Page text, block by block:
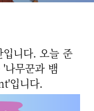
니다. 오늘 준
나무꾼과 뱀
입니다.